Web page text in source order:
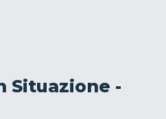
Situazione -